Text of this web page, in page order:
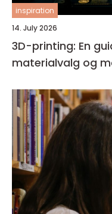
inspiration
14. July 2026
3D-printing: En
materialvalg og